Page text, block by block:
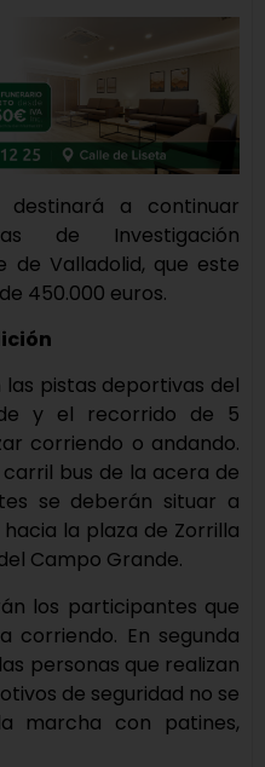
a continuar
de Investigación
de Valladolid, que este
450.000 euros.
las pistas deportivas del
y el recorrido de 5
corriendo o andando.
bus de la acera de
se deberán situar a
la plaza de Zorrilla
Campo Grande.
los participantes que
corriendo. En segunda
personas que realizan
de seguridad no se
marcha con patines,